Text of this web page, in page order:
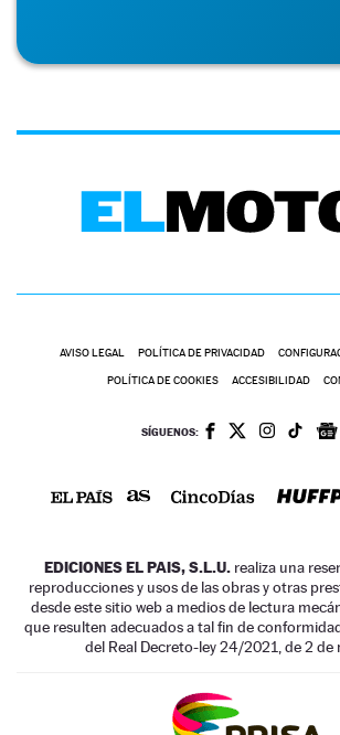
AVISO LEGAL POLÍTICA DE PRIVACIDAD
POLÍTICA DE COOKIES ACCESIBILIDAD
SÍGUENOS:
EDICIONES EL PAIS, S.L.U. realiza una
reproducciones y usos de las obras y otras
desde este sitio web a medios de lectura
que resulten adecuados a tal fin de
del Real Decreto-ley 24/2021, de 2 de